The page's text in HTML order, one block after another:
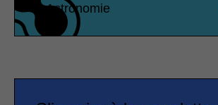
Astronomie